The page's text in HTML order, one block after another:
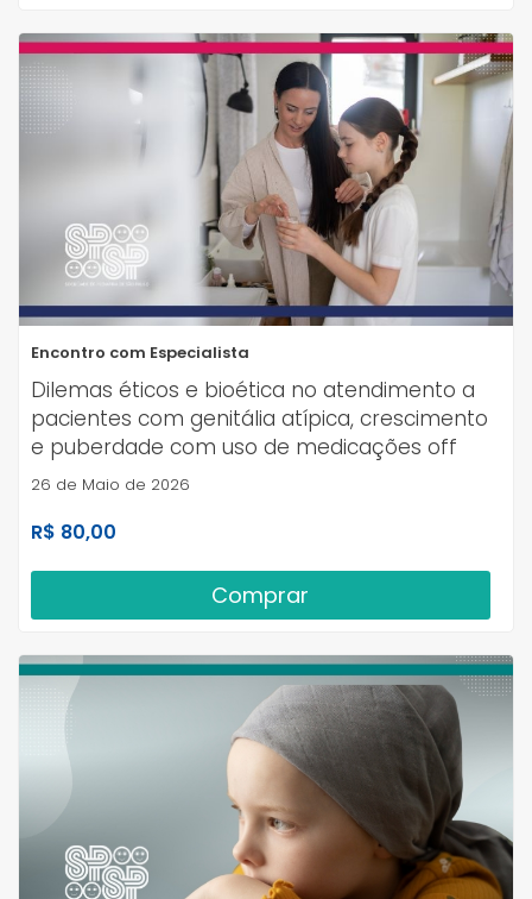
Encontro com Especialista
Dilemas éticos e bioética no atendimento a
pacientes com genitália atípica, crescimento
e puberdade com uso de medicações off
label
26 de Maio de 2026
R$ 80,00
Comprar